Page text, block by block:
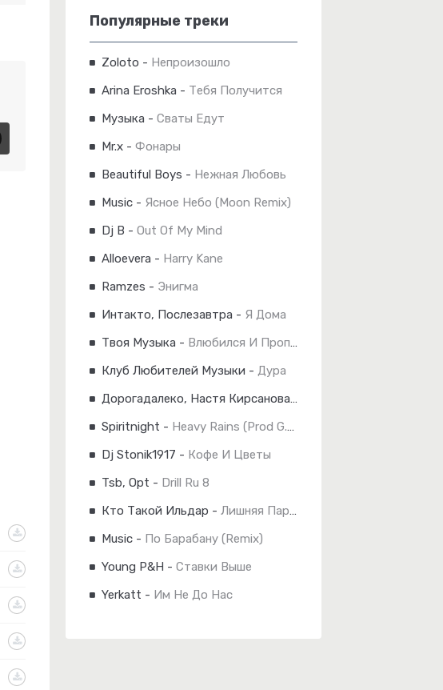
Популярные треки
Zoloto - Непроизошло
Arina Eroshka - Тебя Получится
Музыка - Сваты Едут
Mr.x - Фонары
Beautiful Boys - Нежная Любовь
Music - Ясное Небо (Moon Remix)
Dj B - Out Of My Mind
Alloevera - Harry Kane
Ramzes - Энигма
Интакто, Послезавтра - Я Дома
Твоя Музыка - Влюбился И Пропал
Клуб Любителей Музыки - Дура
Дорогадалеко, Настя Кирсанова, Дмитревна
Spiritnight - Heavy Rains (Prod G.capalot)
Dj Stonik1917 - Кофе И Цветы
Tsb, Opt - Drill Ru 8
Кто Такой Ильдар - Лишняя Пара Глаз
Music - По Барабану (Remix)
Young P&H - Ставки Выше
Yerkatt - Им Не До Нас